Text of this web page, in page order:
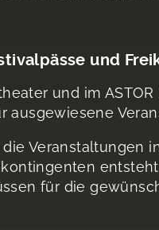
und
und im
für die